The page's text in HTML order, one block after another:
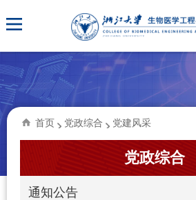
首页 党政综合 党建风采
党政综合
通知公告